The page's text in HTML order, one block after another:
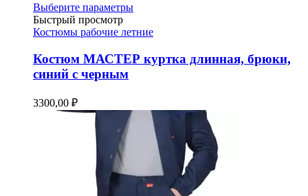
товара.
Выберите параметрыЭтот
имеет
вариаций.
Опции
странице
товара.
Быстрый просмотр
Костюмы рабочие летние
Костюм МАСТЕР куртка длинная, брюки,
синий с черным
3300,00 ₽